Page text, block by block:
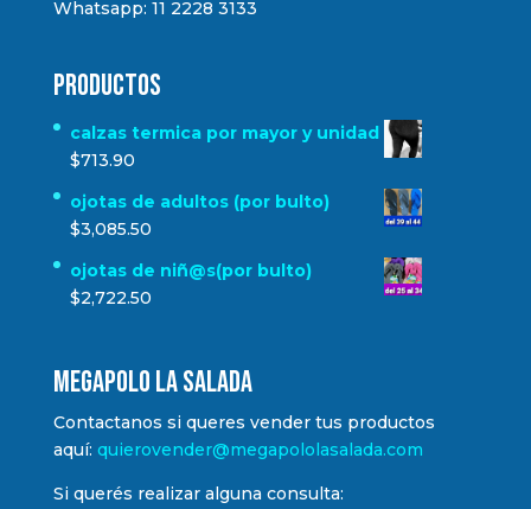
Whatsapp: 11 2228 3133
Productos
calzas termica por mayor y unidad
$713.90
ojotas de adultos (por bulto)
$3,085.50
ojotas de niñ@s(por bulto)
$2,722.50
MEGAPOLO LA SALADA
Contactanos si queres vender tus productos
aquí: quierovender@megapololasalada.com
Si querés realizar alguna consulta: